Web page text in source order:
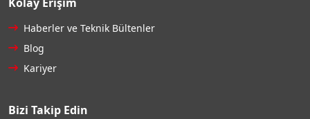
Haberler ve Teknik Bültenler
Blog
Kariyer
Bizi Takip Edin